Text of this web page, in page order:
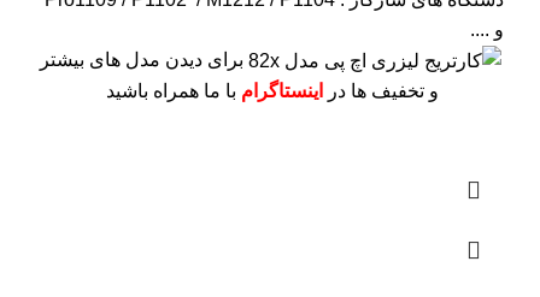
و ....
برای دیدن مدل های بیشتر
و تخفیف ها در
اینستاگرام با ما همراه باشید